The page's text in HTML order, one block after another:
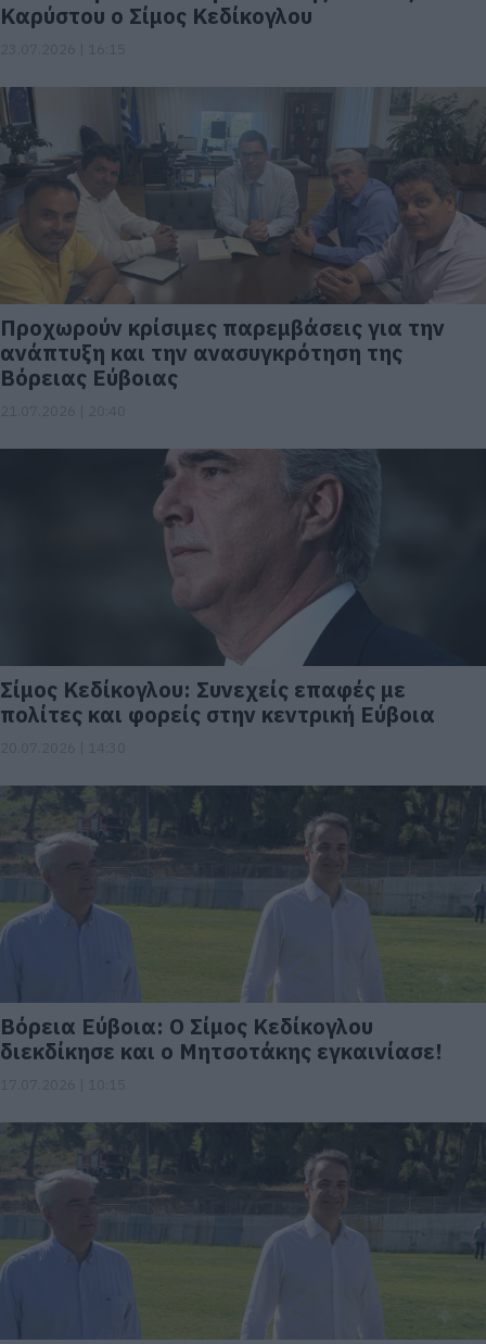
Καρύστου ο Σίμος Κεδίκογλου
Προχωρούν κρίσιμες παρεμβάσεις για την
ανάπτυξη και την ανασυγκρότηση της
Βόρειας Εύβοιας
Σίμος Κεδίκογλου: Συνεχείς επαφές με
πολίτες και φορείς στην κεντρική Εύβοια
Βόρεια Εύβοια: Ο Σίμος Κεδίκογλου
διεκδίκησε και ο Μητσοτάκης εγκαινίασε!